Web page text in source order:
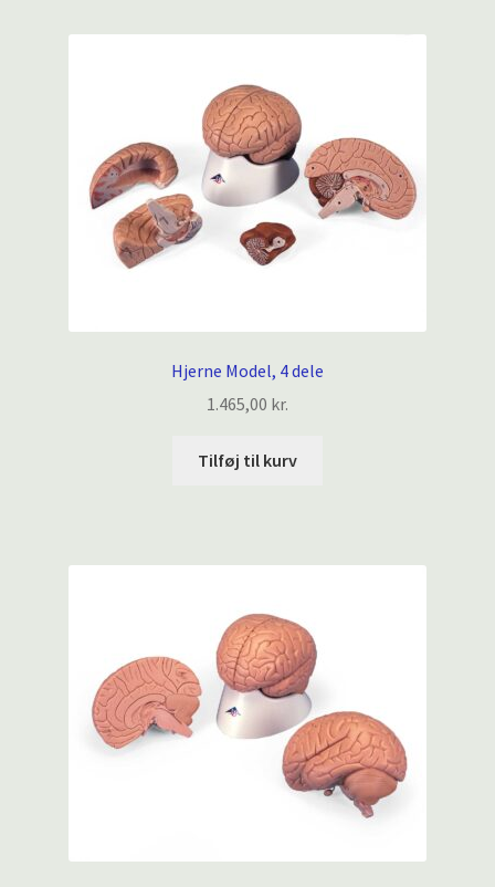
Hjerne Model, 4 dele
1.465,00 kr.
Tilføj til kurv